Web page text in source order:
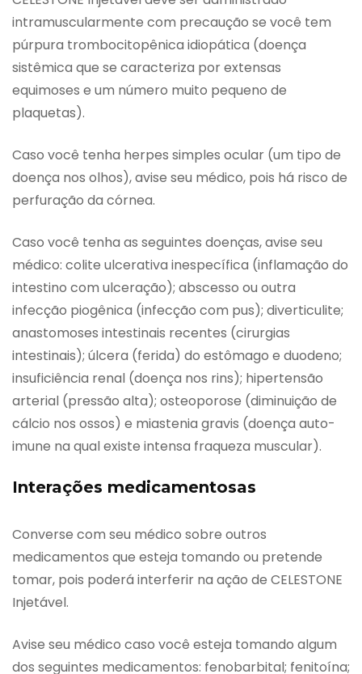
intramuscularmente com precaução se você tem
púrpura trombocitopênica idiopática (doença
sistêmica que se caracteriza por extensas
equimoses e um número muito pequeno de
plaquetas).
Caso você tenha herpes simples ocular (um tipo de
doença nos olhos), avise seu médico, pois há risco de
perfuração da córnea.
Caso você tenha as seguintes doenças, avise seu
médico: colite ulcerativa inespecífica (inflamação do
intestino com ulceração); abscesso ou outra
infecção piogênica (infecção com pus); diverticulite;
anastomoses intestinais recentes (cirurgias
intestinais); úlcera (ferida) do estômago e duodeno;
insuficiência renal (doença nos rins); hipertensão
arterial (pressão alta); osteoporose (diminuição de
cálcio nos ossos) e miastenia gravis (doença auto-
imune na qual existe intensa fraqueza muscular).
Interações medicamentosas
Converse com seu médico sobre outros
medicamentos que esteja tomando ou pretende
tomar, pois poderá interferir na ação de CELESTONE
Injetável.
Avise seu médico caso você esteja tomando algum
dos seguintes medicamentos: fenobarbital; fenitoína;